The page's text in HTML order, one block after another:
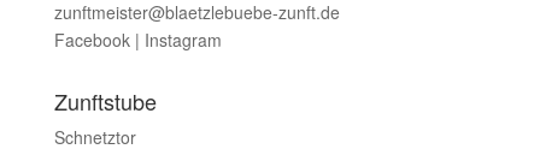
zunftmeister@blaetzlebuebe-zunft.de
Facebook| Instagram
Zunftstube
Schnetztor